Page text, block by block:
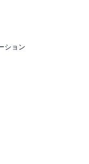
ション